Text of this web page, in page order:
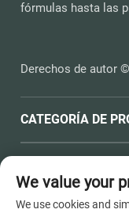
fórmulas hasta las
Derechos de autor
CATEGORÍA DE
INFORMACIÓN DE
We value your
We use cookies and